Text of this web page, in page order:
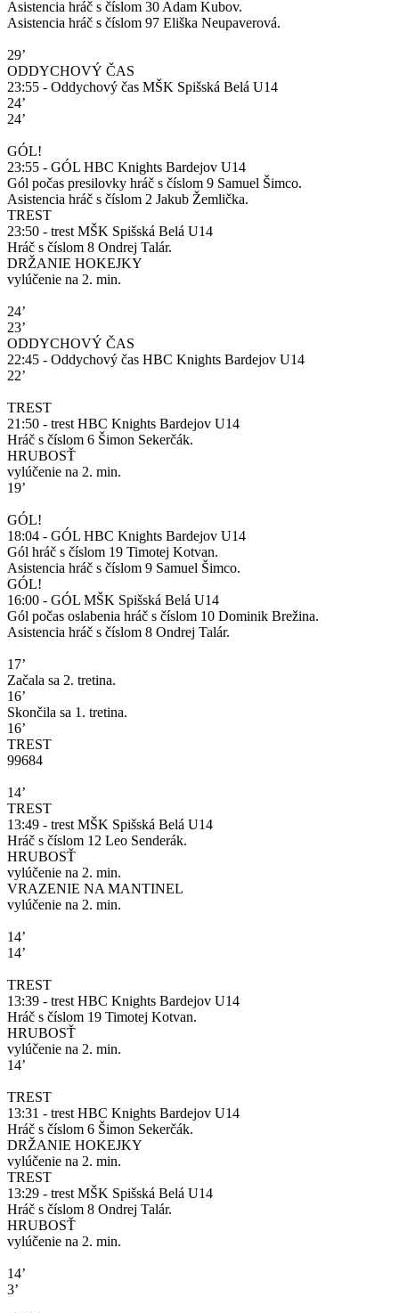
Asistencia hráč s číslom 30 Adam Kubov.
Asistencia hráč s číslom 97 Eliška Neupaverová.
29’
ODDYCHOVÝ ČAS
23:55 - Oddychový čas MŠK Spišská Belá U14
24’
24’
GÓL!
23:55 - GÓL HBC Knights Bardejov U14
Gól počas presilovky hráč s číslom 9 Samuel Šimco.
Asistencia hráč s číslom 2 Jakub Žemlička.
TREST
23:50 - trest MŠK Spišská Belá U14
Hráč s číslom 8 Ondrej Talár.
DRŽANIE HOKEJKY
vylúčenie na 2. min.
24’
23’
ODDYCHOVÝ ČAS
22:45 - Oddychový čas HBC Knights Bardejov U14
22’
TREST
21:50 - trest HBC Knights Bardejov U14
Hráč s číslom 6 Šimon Sekerčák.
HRUBOSŤ
vylúčenie na 2. min.
19’
GÓL!
18:04 - GÓL HBC Knights Bardejov U14
Gól hráč s číslom 19 Timotej Kotvan.
Asistencia hráč s číslom 9 Samuel Šimco.
GÓL!
16:00 - GÓL MŠK Spišská Belá U14
Gól počas oslabenia hráč s číslom 10 Dominik Brežina.
Asistencia hráč s číslom 8 Ondrej Talár.
17’
Začala sa 2. tretina.
16’
Skončila sa 1. tretina.
16’
TREST
99684
14’
TREST
13:49 - trest MŠK Spišská Belá U14
Hráč s číslom 12 Leo Senderák.
HRUBOSŤ
vylúčenie na 2. min.
VRAZENIE NA MANTINEL
vylúčenie na 2. min.
14’
14’
TREST
13:39 - trest HBC Knights Bardejov U14
Hráč s číslom 19 Timotej Kotvan.
HRUBOSŤ
vylúčenie na 2. min.
14’
TREST
13:31 - trest HBC Knights Bardejov U14
Hráč s číslom 6 Šimon Sekerčák.
DRŽANIE HOKEJKY
vylúčenie na 2. min.
TREST
13:29 - trest MŠK Spišská Belá U14
Hráč s číslom 8 Ondrej Talár.
HRUBOSŤ
vylúčenie na 2. min.
14’
3’